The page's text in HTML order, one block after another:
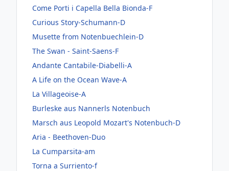
Come Porti i Capella Bella Bionda-F
Curious Story-Schumann-D
Musette from Notenbuechlein-D
The Swan - Saint-Saens-F
Andante Cantabile-Diabelli-A
A Life on the Ocean Wave-A
La Villageoise-A
Burleske aus Nannerls Notenbuch
Marsch aus Leopold Mozart's Notenbuch-D
Aria - Beethoven-Duo
La Cumparsita-am
Torna a Surriento-f